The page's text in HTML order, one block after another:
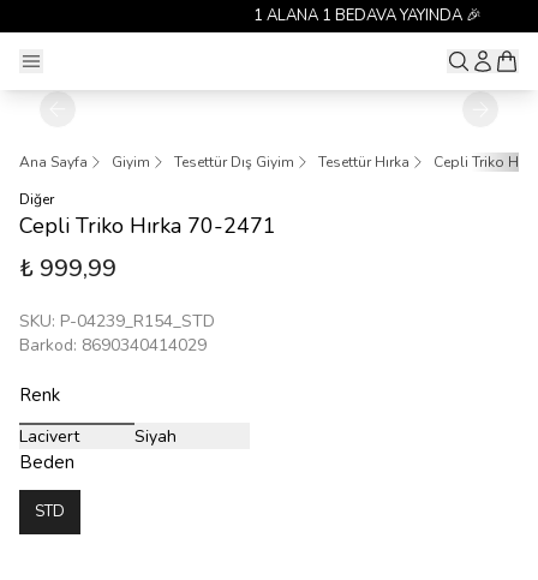
1 ALANA 1 BEDAVA YAYINDA 🎉
Ana Sayfa Giyim Tesettür Dış Giyim Tesettür Hırka
Cepli Triko
Diğer
Cepli Triko Hırka 70-2471
₺ 999,99
SKU: P-04239_R154_STD
Barkod: 8690340414029
Renk
Lacivert Siyah
Beden
STD